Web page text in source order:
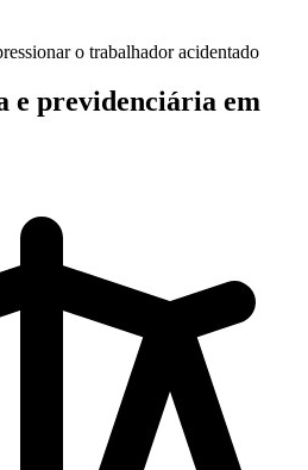
o trabalhador acidentado
previdenciária em